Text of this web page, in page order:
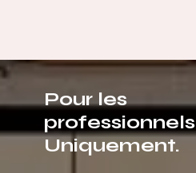
Pour les
professionnels
Uniquement.